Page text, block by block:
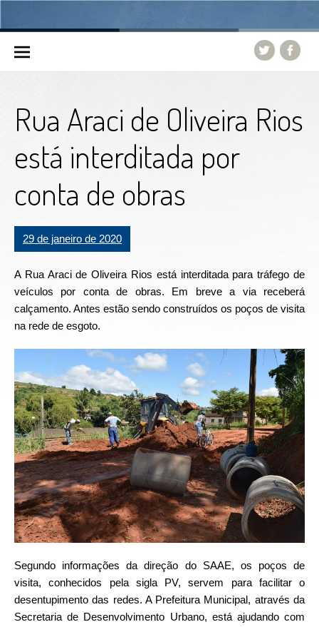
Rua Araci de Oliveira Rios
está interditada por
conta de obras
29 de janeiro de 2020
A Rua Araci de Oliveira Rios está interditada para tráfego de
veículos por conta de obras. Em breve a via receberá
calçamento. Antes estão sendo construídos os poços de visita
na rede de esgoto.
Segundo informações da direção do SAAE, os poços de
visita, conhecidos pela sigla PV, servem para facilitar o
desentupimento das redes. A Prefeitura Municipal, através da
Secretaria de Desenvolvimento Urbano, está ajudando com